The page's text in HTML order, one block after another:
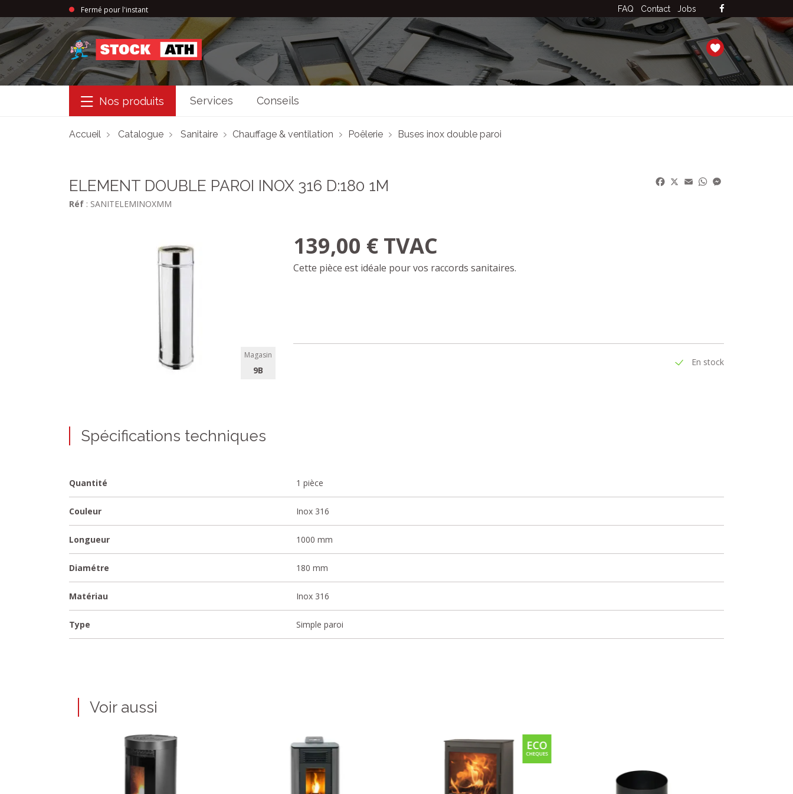
Fermé pour l'instant FAQ Contact Jobs
StockAth
Nos produits Services Conseils
Accueil Catalogue Sanitaire Chauffage & ventilation Poêlerie Buses inox double paroi
ELEMENT DOUBLE PAROI INOX 316 D:180 1M
Réf : SANITELEMINOXMM
Facebook
X EmailWhatsApp
Magasin
9B
139,00 € TVAC
Cette pièce est idéale pour vos raccords sanitaires.
En stock
Spécifications techniques
Quantité 1 pièce
Couleur Inox 316
Longueur 1000 mm
Diamétre 180 mm
Matériau Inox 316
Type Simple paroi
Voir aussi